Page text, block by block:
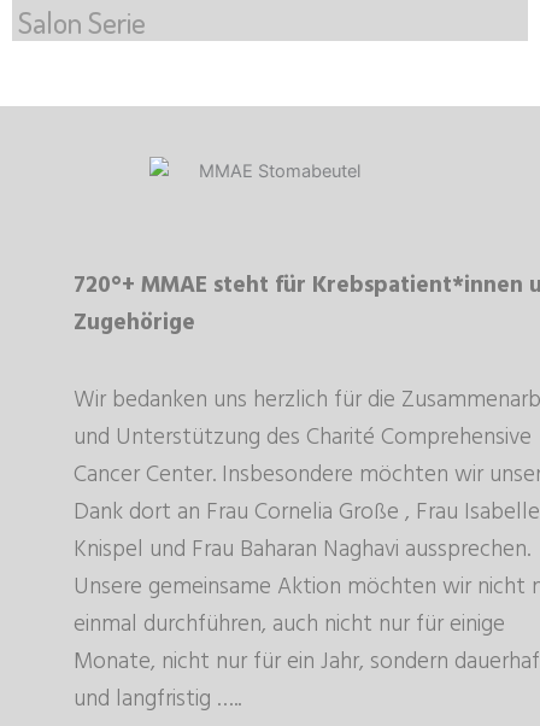
Salon Serie
720°+ MMAEsteht für Krebspatient*innen
Zugehörige
Wir bedanken uns herzlich für die
und Unterstützung des Charité Comprehensive
Cancer Center. Insbesondere möchten wir
Dank dort an Frau Cornelia Große , Frau Isabelle
Knispel und Frau Baharan Naghavi aussprechen.
Unsere gemeinsame Aktion möchten wir nicht
einmal durchführen, auch nicht nur für einige
Monate, nicht nur für ein Jahr, sondern
und langfristig …..